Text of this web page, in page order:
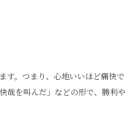
す。つまり、心地いいほど痛快で
哉を叫んだ」などの形で、勝利や